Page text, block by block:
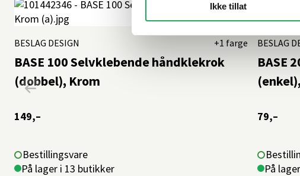
Ikke tillat
BASE 100 Selvklebende håndklekrok
(dobbel), Krom
BESLAG DESIGN +1 farge
149,–
Bestillingsvare
På lager i 13 butikker
BASE
BESLAG
79,–
På